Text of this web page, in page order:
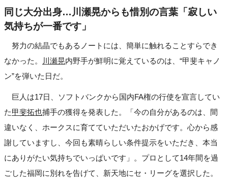
同じ大分出身…川瀬晃からも惜別の言葉「寂しい
気持ちが一番です」
努力の結晶でもあるノートには、簡単に触れることすらでき
なかった。
川瀬晃内野手が鮮明に覚えているのは、“甲斐キャノ
ン”を弾いた日だ。
巨人は17日、ソフトバンクから国内FA権の行使を宣言してい
た甲斐拓也捕手の獲得を発表した。「今の自分があるのは、間
違いなく、ホークスに育てていただいたおかげです。心から感
謝していますし、今回も素晴らしい条件提示をいただき、本当
にありがたい気持ちでいっぱいです」。プロとして14年間を過
ごした福岡に別れを告げて、新天地にセ・リーグを選択した。